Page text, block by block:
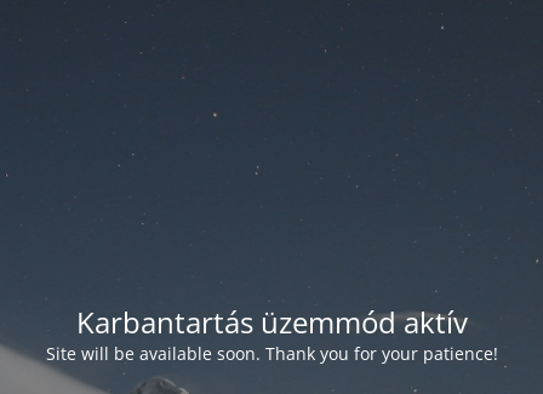
Karbantartás üzemmód aktív
Site will be available soon. Thank you for your patience!